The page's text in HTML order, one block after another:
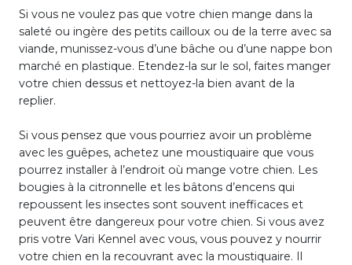
Si vous ne voulez pas que votre chien mange dans la
saleté ou ingère des petits cailloux ou de la terre avec sa
viande, munissez-vous d’une bâche ou d’une nappe bon
marché en plastique. Etendez-la sur le sol, faites manger
votre chien dessus et nettoyez-la bien avant de la
replier.
Si vous pensez que vous pourriez avoir un problème
avec les guêpes, achetez une moustiquaire que vous
pourrez installer à l’endroit où mange votre chien. Les
bougies à la citronnelle et les bâtons d’encens qui
repoussent les insectes sont souvent inefficaces et
peuvent être dangereux pour votre chien. Si vous avez
pris votre Vari Kennel avec vous, vous pouvez y nourrir
votre chien en la recouvrant avec la moustiquaire. Il